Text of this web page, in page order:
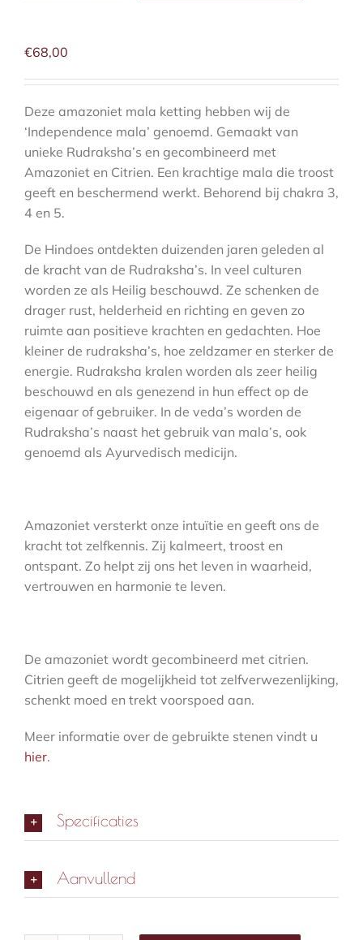
€68,00
Deze amazoniet mala ketting hebben wij de
‘Independence mala’ genoemd. Gemaakt van
unieke Rudraksha’s en gecombineerd met
Amazoniet en Citrien. Een krachtige mala die troost
geeft en beschermend werkt. Behorend bij chakra 3,
4 en 5.
De Hindoes ontdekten duizenden jaren geleden al
de kracht van de Rudraksha’s. In veel culturen
worden ze als Heilig beschouwd. Ze schenken de
drager rust, helderheid en richting en geven zo
ruimte aan positieve krachten en gedachten. Hoe
kleiner de rudraksha’s, hoe zeldzamer en sterker de
energie. Rudraksha kralen worden als zeer heilig
beschouwd en als genezend in hun effect op de
eigenaar of gebruiker. In de veda’s worden de
Rudraksha’s naast het gebruik van mala’s, ook
genoemd als Ayurvedisch medicijn.
Amazoniet versterkt onze intuïtie en geeft ons de
kracht tot zelfkennis. Zij kalmeert, troost en
ontspant. Zo helpt zij ons het leven in waarheid,
vertrouwen en harmonie te leven.
De amazoniet wordt gecombineerd met citrien.
Citrien geeft de mogelijkheid tot zelfverwezenlijking,
schenkt moed en trekt voorspoed aan.
Meer informatie over de gebruikte stenen vindt u
hier.
Specificaties
Aanvullend